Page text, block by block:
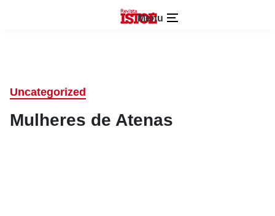
Menu
Uncategorized
Mulheres de Atenas